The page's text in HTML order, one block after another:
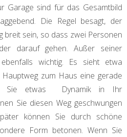
Garage sind für das Gesamtbild
Die Regel besagt, der
breit sein, so dass zwei Personen
darauf gehen. Außer seiner
wichtig. Es sieht etwa
zum Haus eine gerade
Sie etwas Dynamik in Ihr
Sie diesen Weg geschwungen
können Sie durch schöne
Form betonen. Wenn Sie